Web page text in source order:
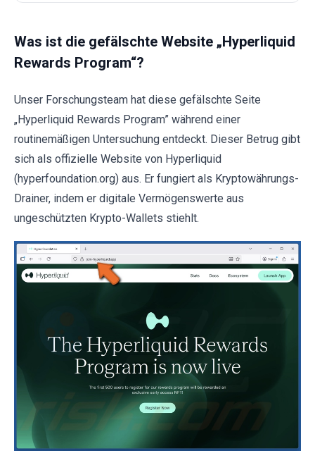
Was ist die gefälschte Website „Hyperliquid
Rewards Program“?
Unser Forschungsteam hat diese gefälschte Seite
„Hyperliquid Rewards Program” während einer
routinemäßigen Untersuchung entdeckt. Dieser Betrug gibt
sich als offizielle Website von Hyperliquid
(hyperfoundation.org) aus. Er fungiert als Kryptowährungs-
Drainer, indem er digitale Vermögenswerte aus
ungeschützten Krypto-Wallets stiehlt.